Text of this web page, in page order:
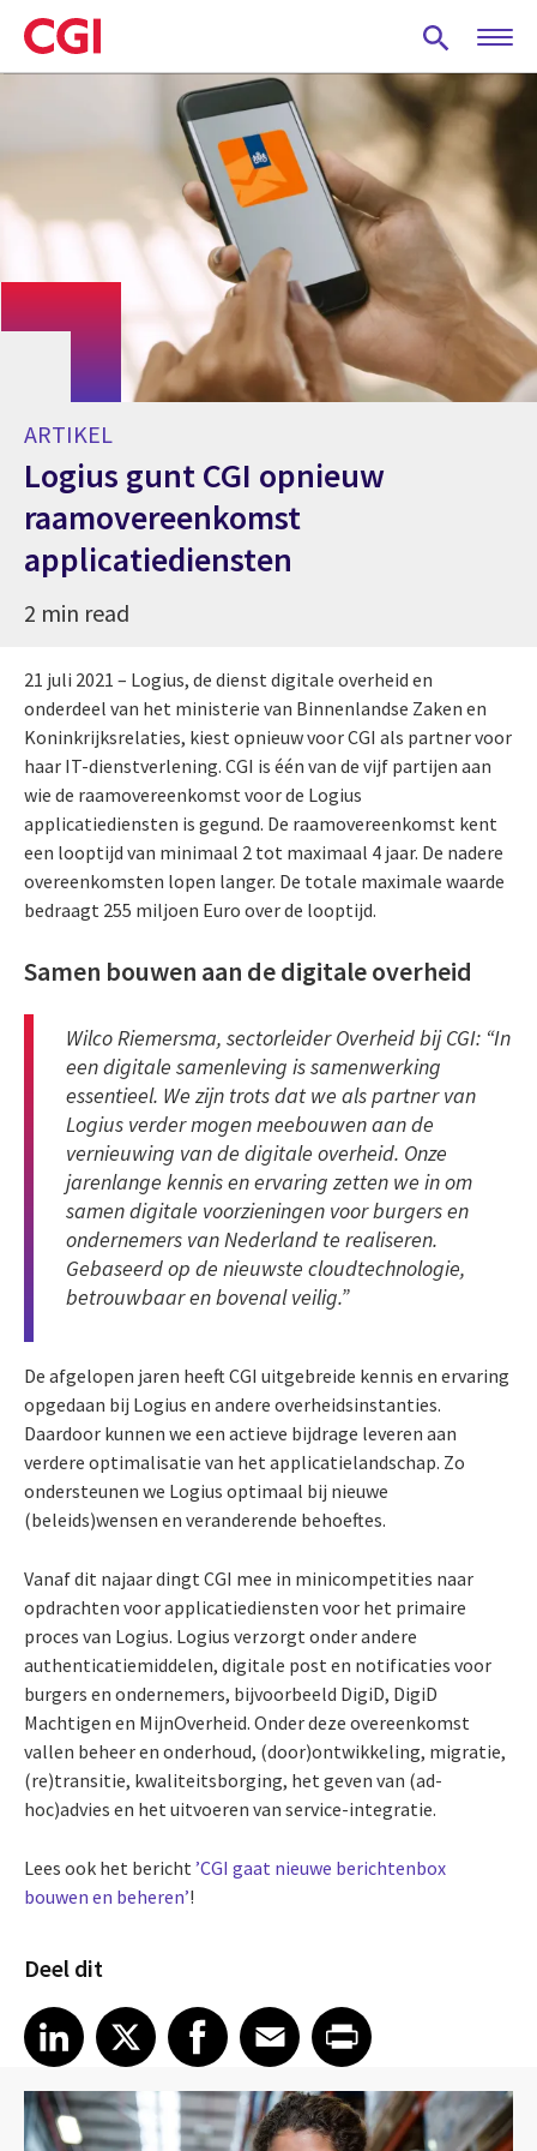
Skip
to
main
ARTIKEL
Logius gunt CGI opnieuw
raamovereenkomst
applicatiediensten
2 min read
21 juli 2021 – Logius, de dienst digitale overheid en
onderdeel van het ministerie van Binnenlandse Zaken en
Koninkrijksrelaties, kiest opnieuw voor CGI als partner voor
haar IT-dienstverlening. CGI is één van de vijf partijen aan
wie de raamovereenkomst voor de Logius
applicatiediensten is gegund. De raamovereenkomst kent
een looptijd van minimaal 2 tot maximaal 4 jaar. De nadere
overeenkomsten lopen langer. De totale maximale waarde
bedraagt 255 miljoen Euro over de looptijd.
Samen bouwen aan de digitale overheid
Wilco Riemersma, sectorleider Overheid bij CGI: “In
een digitale samenleving is samenwerking
essentieel. We zijn trots dat we als partner van
Logius verder mogen meebouwen aan de
vernieuwing van de digitale overheid. Onze
jarenlange kennis en ervaring zetten we in om
samen digitale voorzieningen voor burgers en
ondernemers van Nederland te realiseren.
Gebaseerd op de nieuwste cloudtechnologie,
betrouwbaar en bovenal veilig.”
De afgelopen jaren heeft CGI uitgebreide kennis en ervaring
opgedaan bij Logius en andere overheidsinstanties.
Daardoor kunnen we een actieve bijdrage leveren aan
verdere optimalisatie van het applicatielandschap. Zo
ondersteunen we Logius optimaal bij nieuwe
(beleids)wensen en veranderende behoeftes.
Vanaf dit najaar dingt CGI mee in minicompetities naar
opdrachten voor applicatiediensten voor het primaire
proces van Logius. Logius verzorgt onder andere
authenticatiemiddelen, digitale post en notificaties voor
burgers en ondernemers, bijvoorbeeld DigiD, DigiD
Machtigen en MijnOverheid. Onder deze overeenkomst
vallen beheer en onderhoud, (door)ontwikkeling, migratie,
(re)transitie, kwaliteitsborging, het geven van (ad-
hoc)advies en het uitvoeren van service-integratie.
Lees ook het bericht ’CGI gaat nieuwe berichtenbox
bouwen en beheren’!
Deel dit
Share article on LinkedIn
LinkedIn
Share article on XShare article on Facebook
Facebook
Share article on Email
EmailShare article on Print